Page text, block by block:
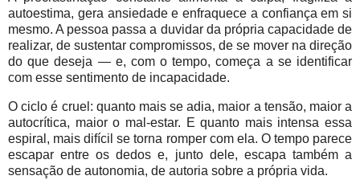
autoestima, gera ansiedade e enfraquece a confiança em si
mesmo. A pessoa passa a duvidar da própria capacidade de
realizar, de sustentar compromissos, de se mover na direção
do que deseja — e, com o tempo, começa a se identificar
com esse sentimento de incapacidade.
O ciclo é cruel: quanto mais se adia, maior a tensão, maior a
autocrítica, maior o mal-estar. E quanto mais intensa essa
espiral, mais difícil se torna romper com ela. O tempo parece
escapar entre os dedos e, junto dele, escapa também a
sensação de autonomia, de autoria sobre a própria vida.